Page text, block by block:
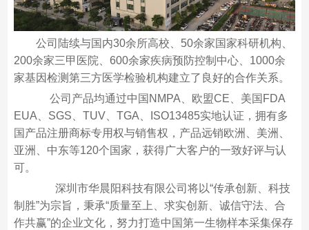
公司陆续与国内30余所高校、50余家国家科研机构、
200余家三甲医院、600余家疾病预防控制中心、1000余
家基因检测第三方医学检验机构建立了良好的合作关系。
公司产品均通过中国NMPA、欧盟CE、美国FDA
EUA、SGS、TUV、TGA、ISO13485实地认证，拥有多
国产品注册商标专用权与销售权，产品远销欧洲、美洲、
亚洲、中东等120个国家，获得广大客户的一致好评与认
可。
深圳市华晨阳科技有限公司将以“传承创新、科技
制胜”为宗旨，秉承“质量至上、求实创新、诚信守法、合
作共赢”的企业文化，努力打造中国第一生物样本采集保存